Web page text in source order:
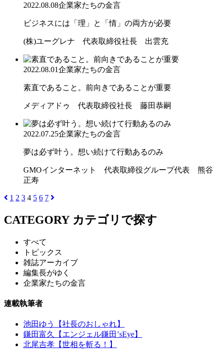
2022.08.08企業家たちの金言
ビジネスには「理」と「情」の両方が必要
(株)ユーグレナ 代表取締役社長 出雲充
2022.08.01企業家たちの金言
素直であること。前向きであることが重要
メディアドゥ 代表取締役社長 藤田恭嗣
2022.07.25企業家たちの金言
夢は必ず叶う。想い続けて行動あるのみ
GMOインターネット 代表取締役グループ代表 熊谷
正寿
1 2 3 4 5 6 7
CATEGORY カテゴリで探す
すべて
トピックス
雑誌アーカイブ
編集長がゆく
企業家たちの金言
連載執筆者
池田ゆう【社長のおしゃれ】
鎌田富久【エンジェル鎌田’sEye】
北尾吉孝【世相を斬る！】